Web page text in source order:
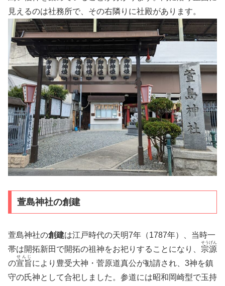
見えるのは社務所で、その右隣りに社殿があります。
萱島神社の創建
萱島神社の創建は江戸時代の天明7年（1787年）、当時一
帯は開拓新田で開拓の祖神をお祀りすることになり、 宗源
そうげん
の宣旨
せんじ
により豊受大神・菅原道真公が勧請され、3神を鎮
守の氏神として合祀しました。参道には昭和岡崎型で玉持